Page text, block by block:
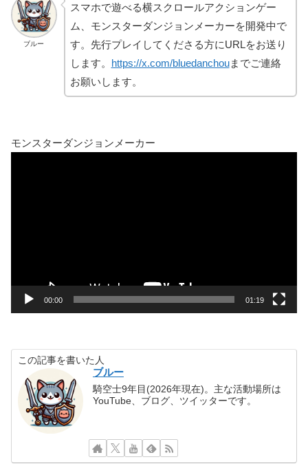
ブルー
スマホで遊べる横スクロールアクションゲー
ム、モンスターダンジョンメーカーを開発中で
す。先行プレイしてくださる方にURLをお送り
します。 https://x.com/bluedanchouまでご連絡
お願いします。
モンスターダンジョンメーカー
00:00 01:19
この記事を書いた人
ブルー
騎空士9年目(2026年現在)。主な活動場所は
YouTube、ブログ、ツイッターです。